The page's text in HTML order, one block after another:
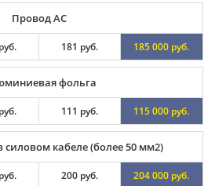
Провод АС
181 руб. 185 000 руб.
фольга
111 руб. 115 000 руб.
кабеле (более 50 мм2)
200 руб. 204 000 руб.